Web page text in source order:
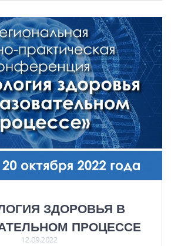
ЗДОРОВЬЯ В
ПРОЦЕССЕ
12.09.2022